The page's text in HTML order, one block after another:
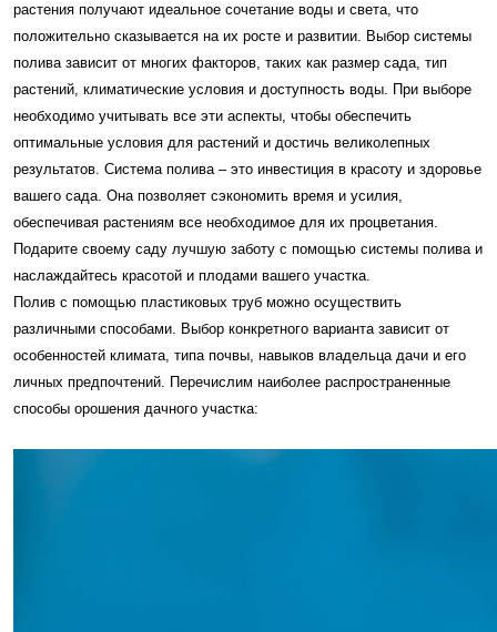
растения получают идеальное сочетание воды и света, что
положительно сказывается на их росте и развитии. Выбор системы
полива зависит от многих факторов, таких как размер сада, тип
растений, климатические условия и доступность воды. При выборе
необходимо учитывать все эти аспекты, чтобы обеспечить
оптимальные условия для растений и достичь великолепных
результатов. Система полива – это инвестиция в красоту и здоровье
вашего сада. Она позволяет сэкономить время и усилия,
обеспечивая растениям все необходимое для их процветания.
Подарите своему саду лучшую заботу с помощью системы полива и
наслаждайтесь красотой и плодами вашего участка.
Полив с помощью пластиковых труб можно осуществить
различными способами. Выбор конкретного варианта зависит от
особенностей климата, типа почвы, навыков владельца дачи и его
личных предпочтений. Перечислим наиболее распространенные
способы орошения дачного участка: